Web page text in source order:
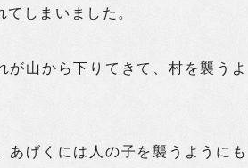
しまいました。
が山から下りてきて、村を襲うよ
あげくには人の子を襲うようにも